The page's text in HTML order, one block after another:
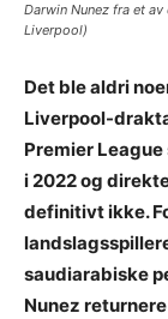
Darwin Nunez fra et
Liverpool)
Det ble aldri
Liverpool-
Premier
i 2022 og
definitivt ikke.
saudiarabiske
Nunez